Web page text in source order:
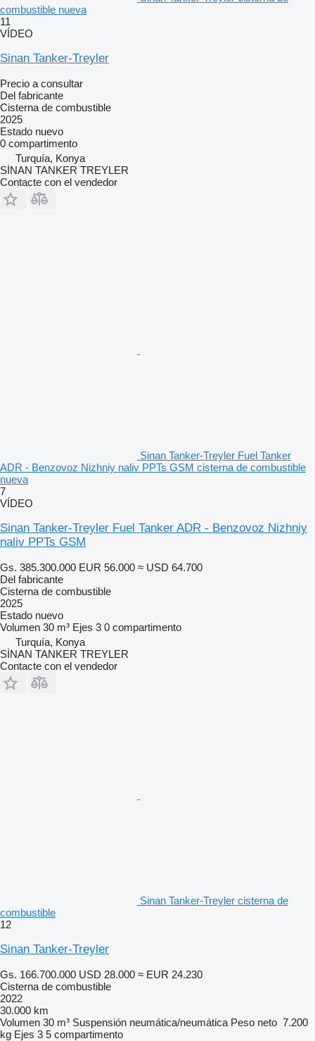
combustible nueva
11
VÍDEO
Sinan Tanker-Treyler
Precio a consultar
Del fabricante
Cisterna de combustible
2025
Estado nuevo
0 compartimento
Turquía, Konya
SİNAN TANKER TREYLER
Contacte con el vendedor
Sinan Tanker-Treyler Fuel Tanker
ADR - Benzovoz Nizhniy naliv PPTs GSM cisterna de combustible
nueva
7
VÍDEO
Sinan Tanker-Treyler Fuel Tanker ADR - Benzovoz Nizhniy
naliv PPTs GSM
Gs. 385.300.000 EUR 56.000 ≈ USD 64.700
Del fabricante
Cisterna de combustible
2025
Estado nuevo
Volumen 30 m³ Ejes 3 0 compartimento
Turquía, Konya
SİNAN TANKER TREYLER
Contacte con el vendedor
Sinan Tanker-Treyler cisterna de
combustible
12
Sinan Tanker-Treyler
Gs. 166.700.000 USD 28.000 ≈ EUR 24.230
Cisterna de combustible
2022
30.000 km
Volumen 30 m³ Suspensión neumática/neumática Peso neto 7.200
kg Ejes 3 5 compartimento